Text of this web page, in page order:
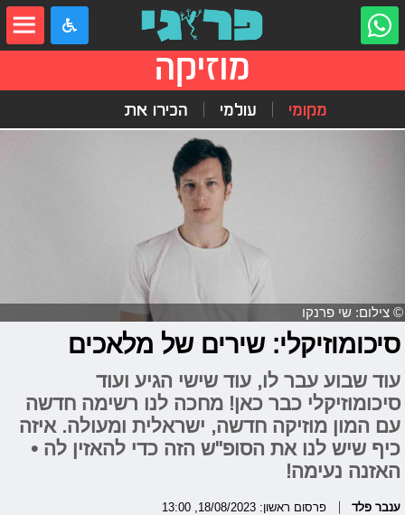
מוזיקה
מקומי עולמי הכירו את
© צילום: שי פרנקו
סיכומוזיקלי: שירים של מלאכים
עוד שבוע עבר לו, עוד שישי הגיע ועוד
סיכומוזיקלי כבר כאן! מחכה לנו רשימה חדשה
עם המון מוזיקה חדשה, ישראלית ומעולה. איזה
כיף שיש לנו את הסופ"ש הזה כדי להאזין לה •
האזנה נעימה!
ענבר פלד פרסום ראשון: 18/08/2023, 13:00